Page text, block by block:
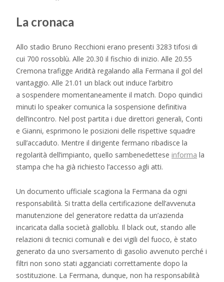
La cronaca
Allo stadio Bruno Recchioni erano presenti 3283 tifosi di
cui 700 rossoblù. Alle 20.30 il fischio di inizio. Alle 20.55
Cremona trafigge Aridità regalando alla Fermana il gol del
vantaggio. Alle 21.01 un black out induce l’arbitro
a sospendere momentaneamente il match. Dopo quindici
minuti lo speaker comunica la sospensione definitiva
dell’incontro. Nel post partita i due direttori generali, Conti
e Gianni, esprimono le posizioni delle rispettive squadre
sull’accaduto. Mentre il dirigente fermano ribadisce la
regolarità dell’impianto, quello sambenedettese informa la
stampa che ha già richiesto l’accesso agli atti.
Un documento ufficiale scagiona la Fermana da ogni
responsabilità. Si tratta della certificazione dell’avvenuta
manutenzione del generatore redatta da un’azienda
incaricata dalla società gialloblu. Il black out, stando alle
relazioni di tecnici comunali e dei vigili del fuoco, è stato
generato da uno sversamento di gasolio avvenuto perché i
filtri non sono stati agganciati correttamente dopo la
sostituzione. La Fermana, dunque, non ha responsabilità